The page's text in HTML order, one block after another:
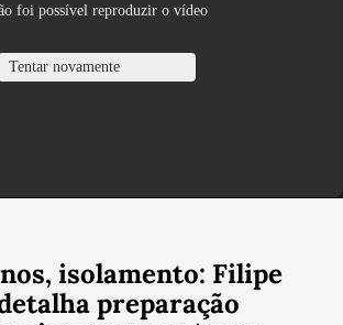
isolamento: Filipe
preparação